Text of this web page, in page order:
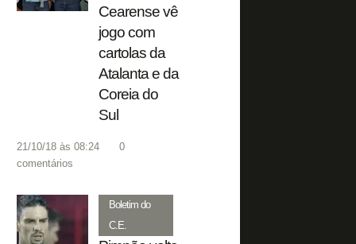
Cearense vê
jogo com
cartolas da
Atalanta e da
Coreia do
Sul
21/10/18 às 08:24
0
comentários
Boletim do
C.E.